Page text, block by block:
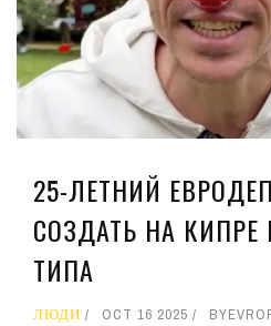
25-ЛЕТНИЙ
СОЗДАТЬ НА
ТИПА
ЛЮДИ OCT 16 2025 BY